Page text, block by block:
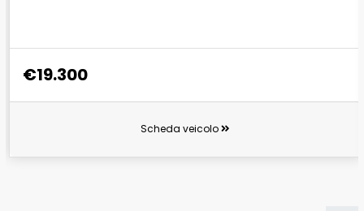
€19.300
Scheda veicolo